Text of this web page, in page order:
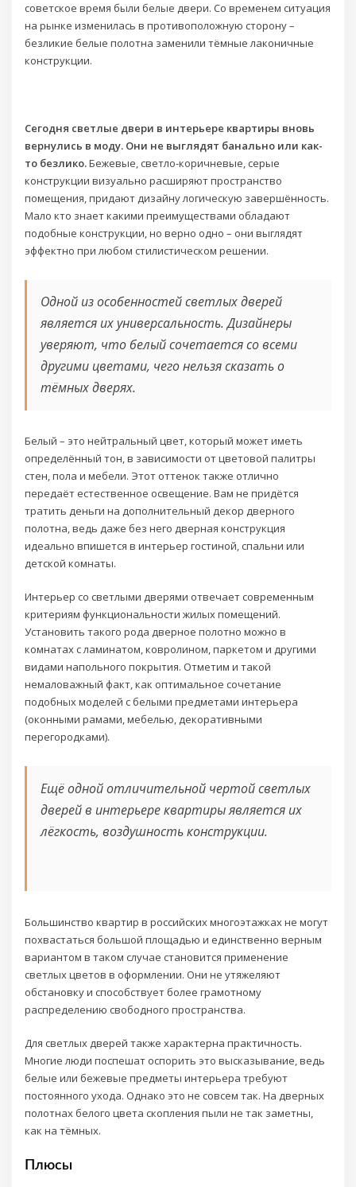
советское время были белые двери. Со временем ситуация
на рынке изменилась в противоположную сторону –
безликие белые полотна заменили тёмные лаконичные
конструкции.
Сегодня светлые двери в интерьере квартиры вновь
вернулись в моду. Они не выглядят банально или как-
то безлико.Бежевые, светло-коричневые, серые
конструкции визуально расширяют пространство
помещения, придают дизайну логическую завершённость.
Мало кто знает какими преимуществами обладают
подобные конструкции, но верно одно – они выглядят
эффектно при любом стилистическом решении.
Одной из особенностей светлых дверей
является их универсальность. Дизайнеры
уверяют, что белый сочетается со всеми
другими цветами, чего нельзя сказать о
тёмных дверях.
Белый – это нейтральный цвет, который может иметь
определённый тон, в зависимости от цветовой палитры
стен, пола и мебели. Этот оттенок также отлично
передаёт естественное освещение. Вам не придётся
тратить деньги на дополнительный декор дверного
полотна, ведь даже без него дверная конструкция
идеально впишется в интерьер гостиной, спальни или
детской комнаты.
Интерьер со светлыми дверями отвечает современным
критериям функциональности жилых помещений.
Установить такого рода дверное полотно можно в
комнатах с ламинатом, ковролином, паркетом и другими
видами напольного покрытия. Отметим и такой
немаловажный факт, как оптимальное сочетание
подобных моделей с белыми предметами интерьера
(оконными рамами, мебелью, декоративными
перегородками).
Ещё одной отличительной чертой светлых
дверей в интерьере квартиры является их
лёгкость, воздушность конструкции.
Большинство квартир в российских многоэтажках не могут
похвастаться большой площадью и единственно верным
вариантом в таком случае становится применение
светлых цветов в оформлении. Они не утяжеляют
обстановку и способствует более грамотному
распределению свободного пространства.
Для светлых дверей также характерна практичность.
Многие люди поспешат оспорить это высказывание, ведь
белые или бежевые предметы интерьера требуют
постоянного ухода. Однако это не совсем так. На дверных
полотнах белого цвета скопления пыли не так заметны,
как на тёмных.
Плюсы